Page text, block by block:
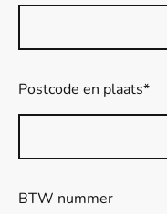
Postcode en plaats*
BTW nummer